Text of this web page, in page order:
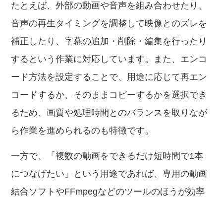
たとえば、外部の動画や音声を組み合わせたり、
音声の再生タイミングを調整して映像とのズレを
補正したり、字幕の追加・削除・編集を行ったり
するという作業に対応しています。また、エンコ
ード方法を設定することで、用途に応じて再エン
コードするか、そのままコピーするかを選択でき
るため、画質や処理時間とのバランスを取りなが
ら作業を進められるのも特徴です。
一方で、「複数の動画をできるだけ短時間で1本
につなげたい」という用途であれば、専用の動画
結合ソフトやFFmpegなどのツールのほうが効率